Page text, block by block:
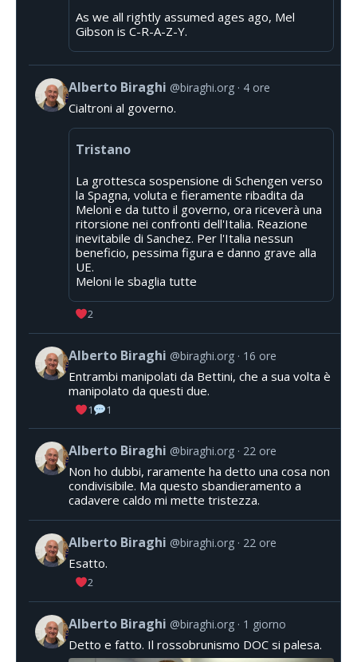
As we all rightly assumed ages ago, Mel
Gibson is C-R-A-Z-Y.
Alberto Biraghi @biraghi.org 4 ore
Cialtroni al governo.
Tristano
La grottesca sospensione di Schengen verso
la Spagna, voluta e fieramente ribadita da
Meloni e da tutto il governo, ora riceverà una
ritorsione nei confronti dell'Italia. Reazione
inevitabile di Sanchez. Per l'Italia nessun
beneficio, pessima figura e danno grave alla
UE.
Meloni le sbaglia tutte
2
Alberto Biraghi @biraghi.org 16 ore
Entrambi manipolati da Bettini, che a sua volta è
manipolato da questi due.
1 1
Alberto Biraghi @biraghi.org 22 ore
Non ho dubbi, raramente ha detto una cosa non
condivisibile. Ma questo sbandieramento a
cadavere caldo mi mette tristezza.
Alberto Biraghi @biraghi.org 22 ore
Esatto.
2
Alberto Biraghi @biraghi.org 1 giorno
Detto e fatto. Il rossobrunismo DOC si palesa.